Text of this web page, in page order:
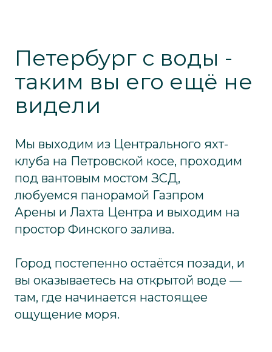
Петербург с воды -
таким вы его ещё не
видели
Мы выходим из Центрального яхт-
клуба на Петровской косе, проходим
под вантовым мостом ЗСД,
любуемся панорамой Газпром
Арены и Лахта Центра и выходим на
простор Финского залива.
Город постепенно остаётся позади, и
вы оказываетесь на открытой воде —
там, где начинается настоящее
ощущение моря.